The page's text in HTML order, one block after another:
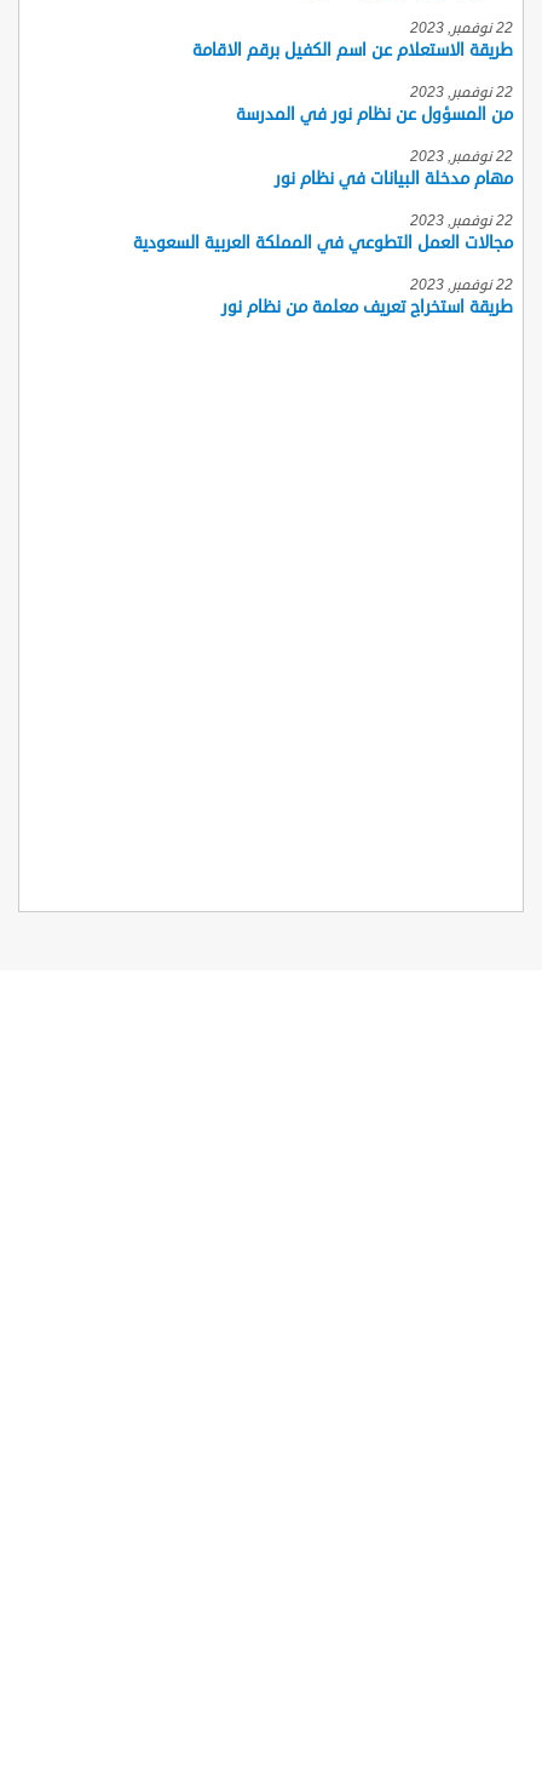
22 نوفمبر, 2023
طريقة الاستعلام عن اسم الكفيل برقم الاقامة
22 نوفمبر, 2023
من المسؤول عن نظام نور في المدرسة
22 نوفمبر, 2023
مهام مدخلة البيانات في نظام نور
22 نوفمبر, 2023
مجالات العمل التطوعي في المملكة العربية السعودية
22 نوفمبر, 2023
طريقة استخراج تعريف معلمة من نظام نور